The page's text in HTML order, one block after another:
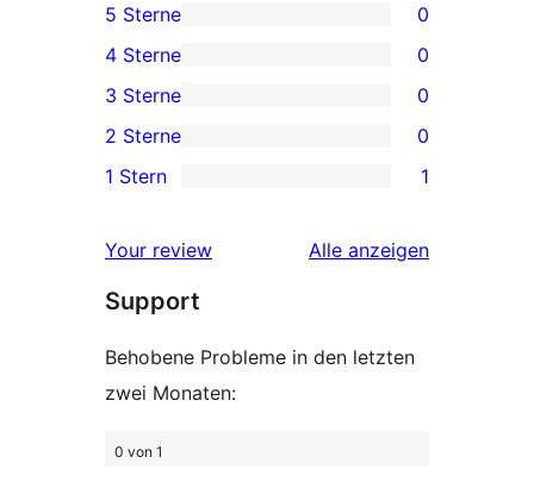
0 5-
Sterne-
Rezensionen
5 Sterne 0
0 4-
Sterne-
Rezensionen
4 Sterne 0
0 3-
Sterne-
Rezensionen
3 Sterne 0
0 2-
Sterne-
2 Sterne 0
1 1-
Rezension
1 Stern 1
Your review Alle Rezensionen
anzeigen
Support
Behobene Probleme in den letzten
zwei Monaten:
0 von 1